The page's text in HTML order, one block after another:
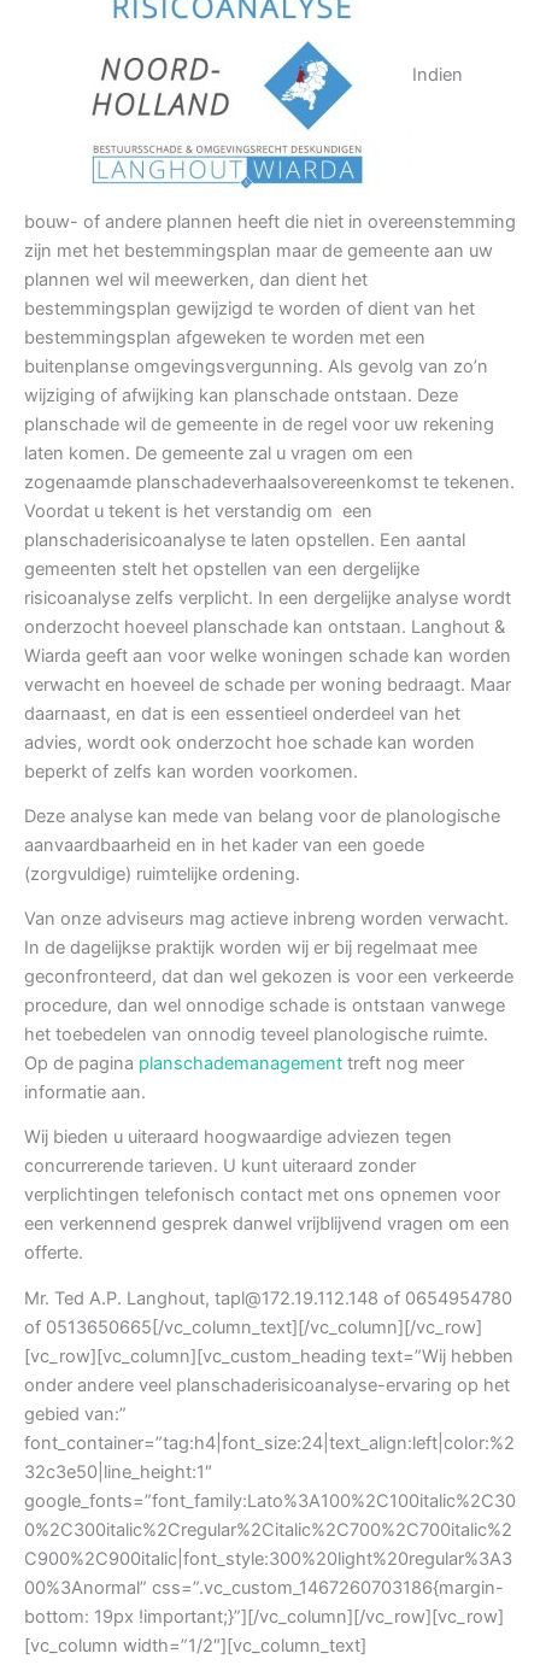
Indien
bouw- of andere plannen heeft die niet in overeenstemming
zijn met het bestemmingsplan maar de gemeente aan uw
plannen wel wil meewerken, dan dient het
bestemmingsplan gewijzigd te worden of dient van het
bestemmingsplan afgeweken te worden met een
buitenplanse omgevingsvergunning. Als gevolg van zo’n
wijziging of afwijking kan planschade ontstaan. Deze
planschade wil de gemeente in de regel voor uw rekening
laten komen. De gemeente zal u vragen om een
zogenaamde planschadeverhaalsovereenkomst te tekenen.
Voordat u tekent is het verstandig om een
planschaderisicoanalyse te laten opstellen. Een aantal
gemeenten stelt het opstellen van een dergelijke
risicoanalyse zelfs verplicht. In een dergelijke analyse wordt
onderzocht hoeveel planschade kan ontstaan. Langhout &
Wiarda geeft aan voor welke woningen schade kan worden
verwacht en hoeveel de schade per woning bedraagt. Maar
daarnaast, en dat is een essentieel onderdeel van het
advies, wordt ook onderzocht hoe schade kan worden
beperkt of zelfs kan worden voorkomen.
Deze analyse kan mede van belang voor de planologische
aanvaardbaarheid en in het kader van een goede
(zorgvuldige) ruimtelijke ordening.
Van onze adviseurs mag actieve inbreng worden verwacht.
In de dagelijkse praktijk worden wij er bij regelmaat mee
geconfronteerd, dat dan wel gekozen is voor een verkeerde
procedure, dan wel onnodige schade is ontstaan vanwege
het toebedelen van onnodig teveel planologische ruimte.
Op de pagina planschademanagement treft nog meer
informatie aan.
Wij bieden u uiteraard hoogwaardige adviezen tegen
concurrerende tarieven. U kunt uiteraard zonder
verplichtingen telefonisch contact met ons opnemen voor
een verkennend gesprek danwel vrijblijvend vragen om een
offerte.
Mr. Ted A.P. Langhout, tapl@172.19.112.148 of 0654954780
of 0513650665[/vc_column_text][/vc_column][/vc_row]
[vc_row][vc_column][vc_custom_heading text=”Wij hebben
onder andere veel planschaderisicoanalyse-ervaring op het
gebied van:”
font_container=”tag:h4|font_size:24|text_align:left|color:%2
32c3e50|line_height:1″
google_fonts=”font_family:Lato%3A100%2C100italic%2C30
0%2C300italic%2Cregular%2Citalic%2C700%2C700italic%2
C900%2C900italic|font_style:300%20light%20regular%3A3
00%3Anormal” css=”.vc_custom_1467260703186{margin-
bottom: 19px !important;}”][/vc_column][/vc_row][vc_row]
[vc_column width=”1/2″][vc_column_text]